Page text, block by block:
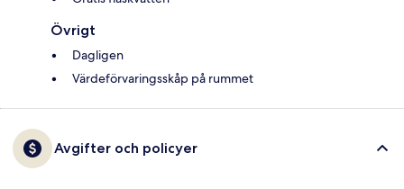
Övrigt
Dagligen
Värdeförvaringsskåp på rummet
Avgifter och policyer